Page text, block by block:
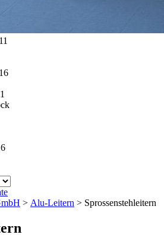
> Alu-Leitern > Sprossenstehleitern